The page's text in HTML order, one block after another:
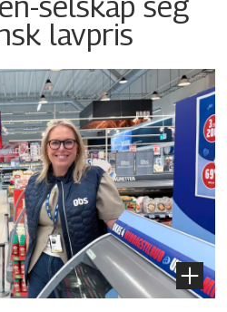
lavpris